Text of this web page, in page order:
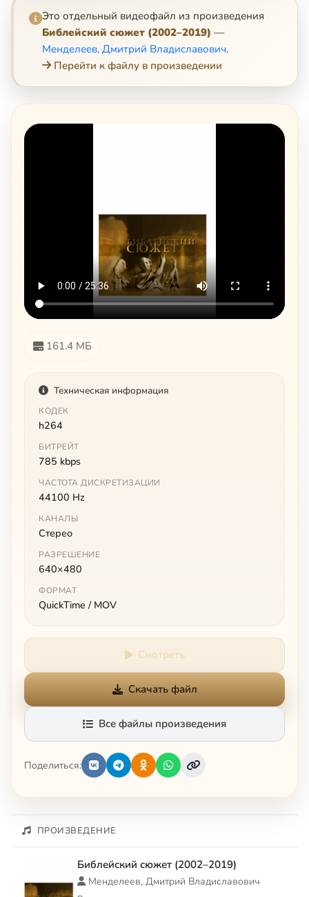
Это отдельный видеофайл из произведения
Библейский сюжет (2002–2019) —
Менделеев, Дмитрий Владиславович.
Перейти к файлу в произведении
161.4 МБ
Техническая информация
КОДЕК
h264
БИТРЕЙТ
785 kbps
ЧАСТОТА ДИСКРЕТИЗАЦИИ
44100 Hz
КАНАЛЫ
Стерео
РАЗРЕШЕНИЕ
640×480
ФОРМАТ
QuickTime / MOV
Смотреть
Скачать файл
Все файлы произведения
Поделиться:
ПРОИЗВЕДЕНИЕ
Библейский сюжет (2002–2019)
Менделеев, Дмитрий Владиславович